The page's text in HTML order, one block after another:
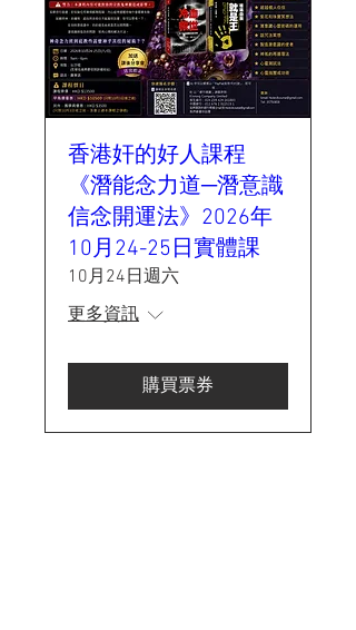
香港奸的好人課程
《潛能念力道─潛意識
信念開運法》2026年
10月24-25日實體課
10月24日週六
更多資訊
購買票券